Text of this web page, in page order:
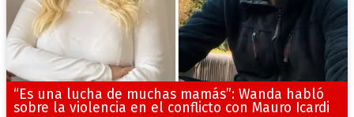
“Es una lucha de muchas mamás”: Wanda habló
sobre la violencia en el conflicto con Mauro Icardi